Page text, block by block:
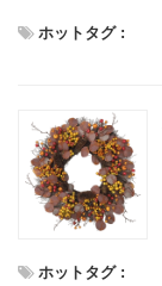
ホットタグ :
ホットタグ :